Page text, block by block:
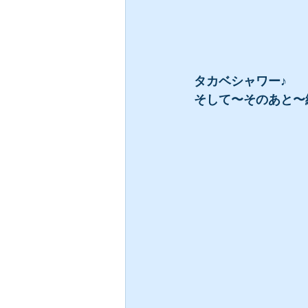
タカベシャワー♪
そして〜そのあと